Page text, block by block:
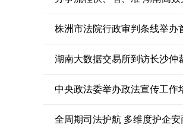
株洲市法院行政审判条线举办
湖南大数据交易所到访长沙仲
中央政法委举办政法宣传工作
全周期司法护航 多维度护企